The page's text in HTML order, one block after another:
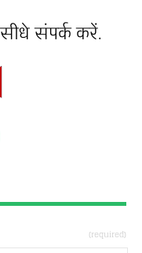
संपर्क करें.
(required)